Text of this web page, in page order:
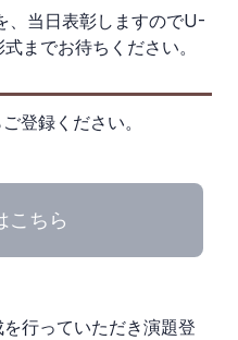
当日表彰しますのでU-
までお待ちください。
登録ください。
こちら
行っていただき演題登